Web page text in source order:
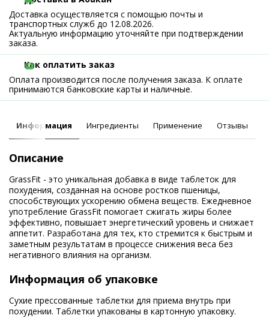
Доставка осуществляется с помощью почты и
транспортных служб до 12.08.2026.
Актуальную информацию уточняйте при подтверждении
заказа.
Как оплатить заказ
Оплата производится после получения заказа. К оплате
принимаются банковские карты и наличные.
Информация Ингредиенты Применение Отзывы
Описание
GrassFit - это уникальная добавка в виде таблеток для
похудения, созданная на основе ростков пшеницы,
способствующих ускорению обмена веществ. Ежедневное
употребление GrassFit помогает сжигать жиры более
эффективно, повышает энергетический уровень и снижает
аппетит. Разработана для тех, кто стремится к быстрым и
заметным результатам в процессе снижения веса без
негативного влияния на организм.
Информация об упаковке
Сухие прессованные таблетки для приема внутрь при
похудении. Таблетки упакованы в картонную упаковку.